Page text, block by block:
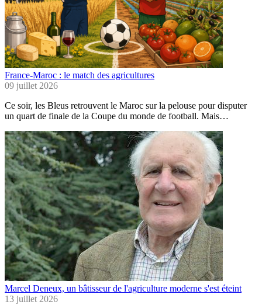
France-Maroc : le match des agricultures
09 juillet 2026
Ce soir, les Bleus retrouvent le Maroc sur la pelouse pour disputer
un quart de finale de la Coupe du monde de football. Mais…
Marcel Deneux, un bâtisseur de l'agriculture moderne s'est éteint
13 juillet 2026